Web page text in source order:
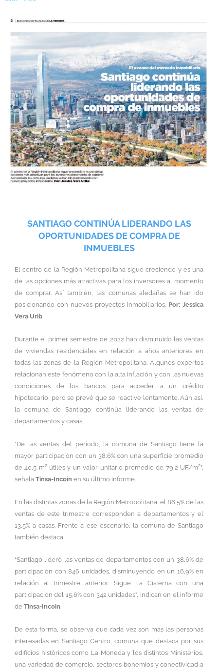
SANTIAGO CONTINÚA LIDERANDO LAS
OPORTUNIDADES DE COMPRA DE
INMUEBLES
El centro de la Región Metropolitana sigue creciendo y es una
de las opciones más atractivas para los inversores al momento
de comprar. Así también, las comunas aledañas se han ido
posicionando con nuevos proyectos inmobiliarios. Por: Jessica
Vera Urib
Durante el primer semestre de 2022 han disminuido las ventas
de viviendas residenciales en relación a años anteriores en
todas las zonas de la Región Metropolitana. Algunos expertos
relacionan este fenómeno con la alta inflación y con las nuevas
condiciones de los bancos para acceder a un crédito
hipotecario, pero se prevé que se reactive lentamente. Aún así,
la comuna de Santiago continúa liderando las ventas de
departamentos y casas.
“De las ventas del período, la comuna de Santiago tiene la
mayor participación con un 38,6% con una superficie promedio
de 40,5 m² útiles y un valor unitario promedio de 79,2 UF/m²”,
señala Tinsa-Incoin en su último informe.
En las distintas zonas de la Región Metropolitana, el 86,5% de las
ventas de este trimestre corresponden a departamentos y el
13,5% a casas. Frente a ese escenario, la comuna de Santiago
también destaca.
“Santiago lideró las ventas de departamentos con un 38,6% de
participación con 846 unidades, disminuyendo en un 16,9% en
relación al trimestre anterior. Sigue La Cisterna con una
participación del 15,6% con 342 unidades”, indican en el informe
de Tinsa-Incoin.
De esta forma, se observa que cada vez son más las personas
interesadas en Santiago Centro, comuna que destaca por sus
edificios históricos como La Moneda y los distintos Ministerios,
una variedad de comercio, sectores bohemios y conectividad a